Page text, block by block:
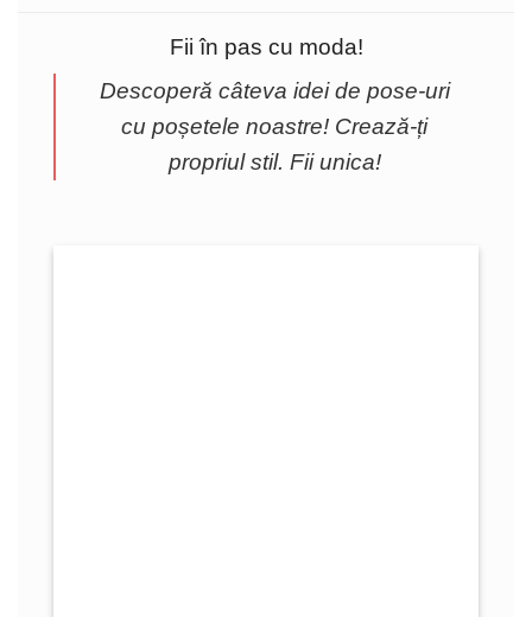
Fii în pas cu moda!
Descoperă câteva idei de pose-uri
cu poșetele noastre! Crează-ți
propriul stil. Fii unica!